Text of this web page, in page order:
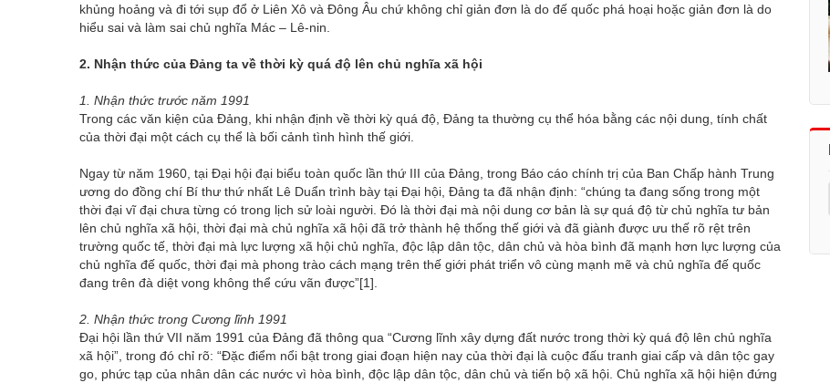
khủng hoảng và đi tới sụp đổ ở Liên Xô và Đông Âu chứ không chỉ giản đơn là do đế quốc phá hoại hoặc giản đơn là do
hiểu sai và làm sai chủ nghĩa Mác – Lê-nin.
2. Nhận thức của Đảng ta về thời kỳ quá độ lên chủ nghĩa xã hội
1. Nhận thức trước năm 1991
Trong các văn kiện của Đảng, khi nhận định về thời kỳ quá độ, Đảng ta thường cụ thể hóa bằng các nội dung, tính chất
của thời đại một cách cụ thể là bối cảnh tình hình thế giới.
Ngay từ năm 1960, tại Đại hội đại biểu toàn quốc lần thứ III của Đảng, trong Báo cáo chính trị của Ban Chấp hành Trung
ương do đồng chí Bí thư thứ nhất Lê Duẩn trình bày tại Đại hội, Đảng ta đã nhận định: “chúng ta đang sống trong một
thời đại vĩ đại chưa từng có trong lịch sử loài người. Đó là thời đại mà nội dung cơ bản là sự quá độ từ chủ nghĩa tư bản
lên chủ nghĩa xã hội, thời đại mà chủ nghĩa xã hội đã trở thành hệ thống thế giới và đã giành được ưu thế rõ rệt trên
trường quốc tế, thời đại mà lực lượng xã hội chủ nghĩa, độc lập dân tộc, dân chủ và hòa bình đã mạnh hơn lực lượng của
chủ nghĩa đế quốc, thời đại mà phong trào cách mạng trên thế giới phát triển vô cùng mạnh mẽ và chủ nghĩa đế quốc
đang trên đà diệt vong không thể cứu vãn được”[1]
2. Nhận thức trong Cương lĩnh 1991
Đại hội lần thứ VII năm 1991 của Đảng đã thông qua “Cương lĩnh xây dựng đất nước trong thời kỳ quá độ lên chủ nghĩa
xã hội”, trong đó chỉ rõ: “Đặc điểm nổi bật trong giai đoạn hiện nay của thời đại là cuộc đấu tranh giai cấp và dân tộc gay
go, phức tạp của nhân dân các nước vì hòa bình, độc lập dân tộc, dân chủ và tiến bộ xã hội. Chủ nghĩa xã hội hiện đứng